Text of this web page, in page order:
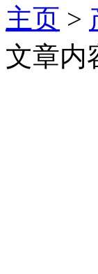
主页 >
文章内